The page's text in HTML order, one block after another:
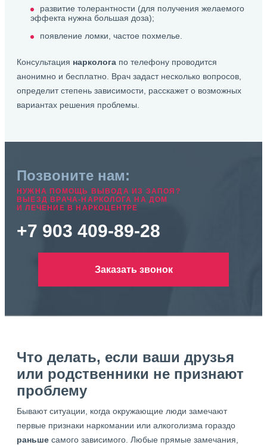
развитие толерантности (для получения желаемого
эффекта нужна большая доза);
появление ломки, частое похмелье.
Консультация нарколога по телефону проводится
анонимно и бесплатно. Врач задаст несколько вопросов,
определит степень зависимости, расскажет о возможных
вариантах решения проблемы.
Позвоните нам:
НУЖНА ПОМОЩЬ ВЫВОДА ИЗ ЗАПОЯ?
ВЫЕЗД ВРАЧА-НАРКОЛОГА НА ДОМ
И ЛЕЧЕНИЕ В НАРКОЦЕНТРЕ
+7 903 409-89-28
Заказать звонок
Что делать, если ваши друзья
или родственники не признают
проблему
Бывают ситуации, когда окружающие люди замечают
первые признаки наркомании или алкоголизма гораздо
раньше самого зависимого. Любые прямые замечания,